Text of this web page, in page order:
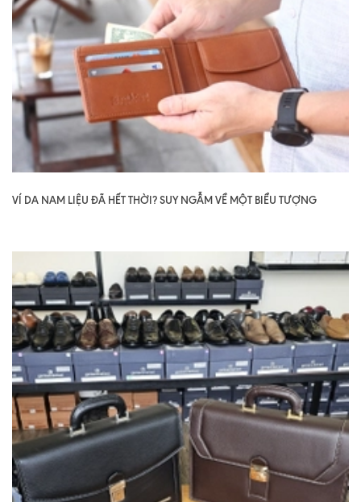
VÍ DA NAM LIỆU ĐÃ HẾT THỜI? SUY NGẪM VỀ MỘT BIỂU TƯỢNG